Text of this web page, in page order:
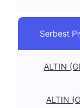
Serbest
ALTIN
ALTIN